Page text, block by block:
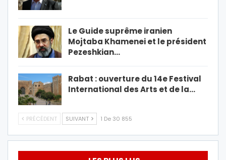
Le Guide suprême iranien
Mojtaba Khamenei et le président
Pezeshkian…
Rabat : ouverture du 14e Festival
International des Arts et de la…
PRÉCÉDENT SUIVANT 1 De 30 855